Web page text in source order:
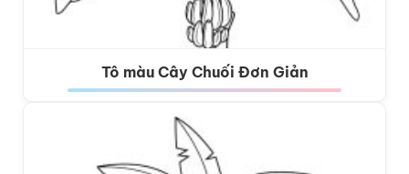
Tô màu Cây Chuối Đơn Giản